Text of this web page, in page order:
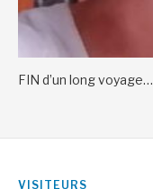
FIN d’un long voyage…
VISITEURS